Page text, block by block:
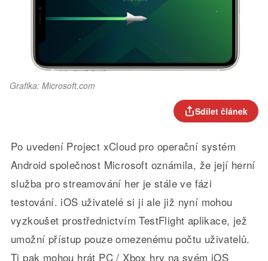
Grafika: Microsoft.com
Sdílet článek
Po uvedení Project xCloud pro operační systém
Android společnost Microsoft oznámila, že její herní
služba pro streamování her je stále ve fázi
testování. iOS uživatelé si ji ale již nyní mohou
vyzkoušet prostřednictvím TestFlight aplikace, jež
umožní přístup pouze omezenému počtu uživatelů.
Ti pak mohou hrát PC / Xbox hry na svém iOS